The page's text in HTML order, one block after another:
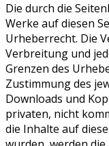
Die durch die
Werke auf diesen
Urheberrecht. Die
Verbreitung und
Grenzen des
Zustimmung des
Downloads und
privaten, nicht
die Inhalte auf